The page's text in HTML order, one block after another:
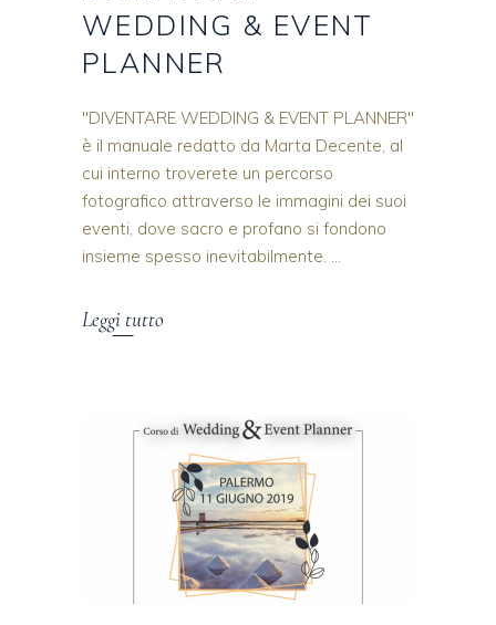
WEDDING & EVENT
PLANNER
"DIVENTARE WEDDING & EVENT PLANNER"
è il manuale redatto da Marta Decente, al
cui interno troverete un percorso
fotografico attraverso le immagini dei suoi
eventi, dove sacro e profano si fondono
insieme spesso inevitabilmente.
Leggi tutto